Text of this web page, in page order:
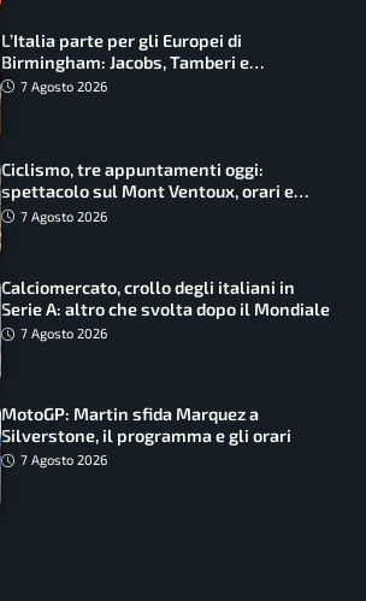
L’Italia parte per gli Europei di
Birmingham: Jacobs, Tamberi e
Battocletti guidano una spedizione
7 Agosto 2026
Ciclismo, tre appuntamenti oggi:
spettacolo sul Mont Ventoux, orari e
come vederli
7 Agosto 2026
Calciomercato, crollo degli italiani in
Serie A: altro che svolta dopo il Mondiale
7 Agosto 2026
MotoGP: Martin sfida Marquez a
Silverstone, il programma e gli orari
7 Agosto 2026